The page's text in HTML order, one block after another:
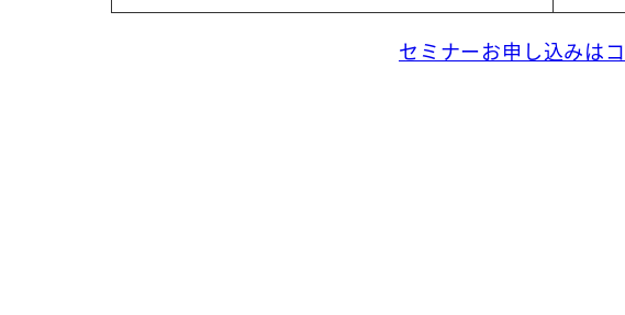
セミナーお申し込みは